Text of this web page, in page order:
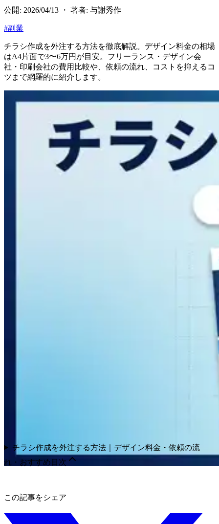
公開: 2026/04/13 ・ 著者: 与謝秀作
#副業
チラシ作成を外注する方法を徹底解説。デザイン料金の相場
はA4片面で3〜6万円が目安。フリーランス・デザイン会
社・印刷会社の費用比較や、依頼の流れ、コストを抑えるコ
ツまで網羅的に紹介します。
チラシ作成を外注する方法｜デザイン料金・依頼の流
れ・おすすめ 目次
この記事をシェア